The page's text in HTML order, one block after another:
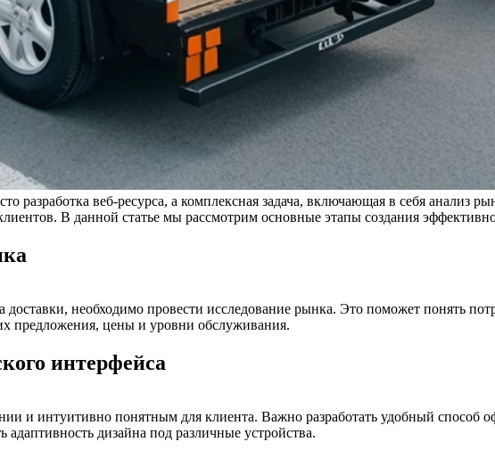
разработка веб-ресурса, а комплексная задача, включающая в себя анализ
В данной статье мы рассмотрим основные этапы создания
доставки, необходимо провести исследование рынка. Это поможет понять
предложения, цены и уровни обслуживания.
интерфейса
и интуитивно понятным для клиента. Важно разработать удобный способ
дизайна под различные устройства.